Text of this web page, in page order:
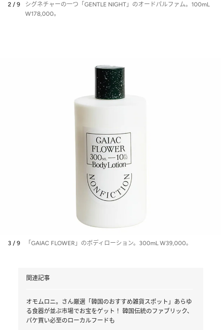
2 / 9
シグネチャーの一つ「GENTLE NIGHT」のオードパルファム。100mL
W178,000。
3 / 9 「GAIAC FLOWER」のボディローション。300mL W39,000。
関連記事
オモムロニ。さん厳選「韓国のおすすめ雑貨スポット」あらゆ
る食器が並ぶ市場でお宝をゲット！ 韓国伝統のファブリック、
パケ買い必至のローカルフードも